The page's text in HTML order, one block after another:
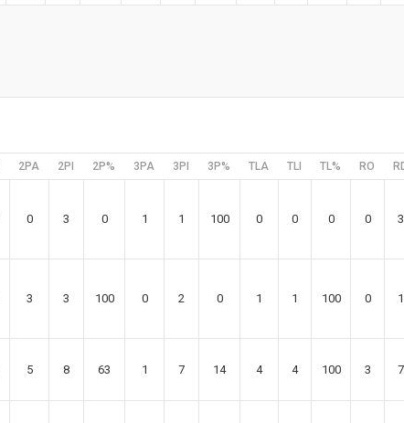
2PA 2PI 2P% 3PA 3PI 3P% TLA TLI TL% RO
0 3 0 1 1 100 0 0 0 0 3
3 3 100 0 2 0 1 1 100 0 1
5 8 63 1 7 14 4 4 100 3 7